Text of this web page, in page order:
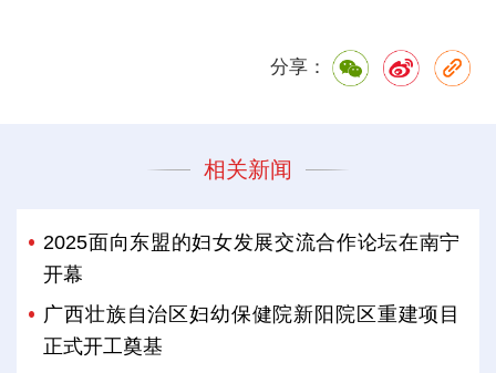
分享：
相关新闻
2025面向东盟的妇女发展交流合作论坛在南宁
开幕
广西壮族自治区妇幼保健院新阳院区重建项目
正式开工奠基